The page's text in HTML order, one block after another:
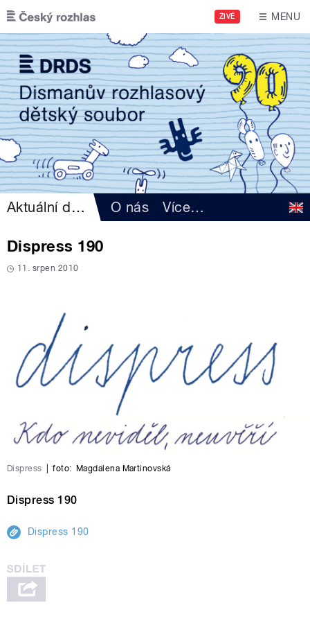
Přejít k hlavnímu obsahu
ŽIVĚ MENU
Aktuální dění O nás Více…
Dispress 190
11. srpen 2010
Dispress foto: Magdalena Martinovská
Dispress 190
Dispress 190